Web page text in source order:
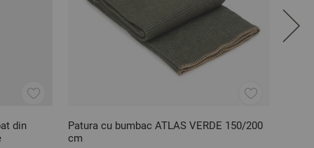
din
Patura cu bumbac ATLAS VERDE 150/200
cm